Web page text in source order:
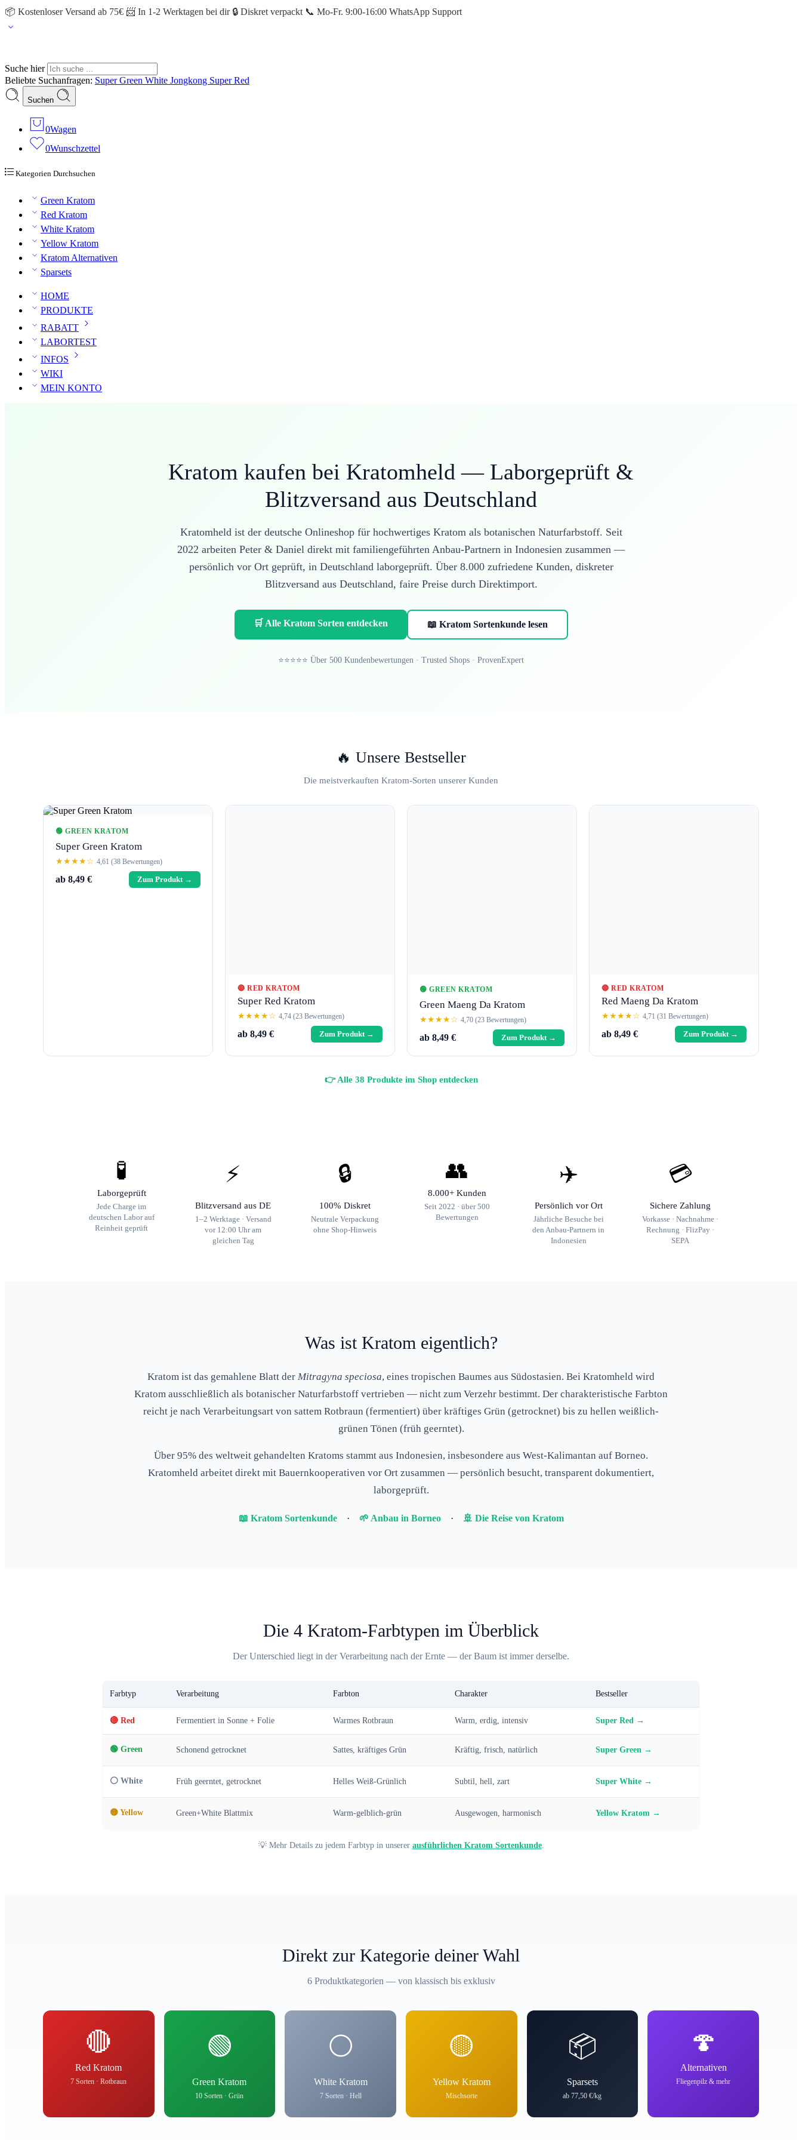
📦 Kostenloser Versand ab 75€ 📨 In 1-2 Werktagen bei dir 🔒 Diskret verpackt 📞 Mo-Fr. 9:00-16:00 WhatsApp Support
Suche hier
Beliebte Suchanfragen: Super Green White Jongkong Super Red
Suchen
0Wagen
0Wunschzettel
Kategorien Durchsuchen
Green Kratom
Red Kratom
White Kratom
Yellow Kratom
Kratom Alternativen
Sparsets
HOME
PRODUKTE
RABATT
LABORTEST
INFOS
WIKI
MEIN KONTO
Kratom kaufen bei Kratomheld — Laborgeprüft &
Blitzversand aus Deutschland
Kratomheld ist der deutsche Onlineshop für hochwertiges Kratom als botanischen Naturfarbstoff. Seit
2022 arbeiten Peter & Daniel direkt mit familiengeführten Anbau-Partnern in Indonesien zusammen —
persönlich vor Ort geprüft, in Deutschland laborgeprüft. Über 8.000 zufriedene Kunden, diskreter
Blitzversand aus Deutschland, faire Preise durch Direktimport.
🛒 Alle Kratom Sorten entdecken 📖 Kratom Sortenkunde lesen
⭐⭐⭐⭐⭐ Über 500 Kundenbewertungen · Trusted Shops · ProvenExpert
🔥 Unsere Bestseller
Die meistverkauften Kratom-Sorten unserer Kunden
🟢 GREEN KRATOM
Super Green Kratom
★★★★☆ 4,61 (38 Bewertungen)
ab 8,49 € Zum Produkt →
🔴 RED KRATOM
Super Red Kratom
★★★★☆ 4,74 (23 Bewertungen)
ab 8,49 € Zum Produkt →
🟢 GREEN KRATOM
Green Maeng Da Kratom
★★★★☆ 4,70 (23 Bewertungen)
ab 8,49 € Zum Produkt →
🔴 RED KRATOM
Red Maeng Da Kratom
★★★★☆ 4,71 (31 Bewertungen)
ab 8,49 € Zum Produkt →
👉 Alle 38 Produkte im Shop entdecken
🧪
Laborgeprüft
Jede Charge im
deutschen Labor auf
Reinheit geprüft
⚡
Blitzversand aus DE
1–2 Werktage · Versand
vor 12:00 Uhr am
gleichen Tag
🔒
100% Diskret
Neutrale Verpackung
ohne Shop-Hinweis
👥
8.000+ Kunden
Seit 2022 · über 500
Bewertungen
✈️
Persönlich vor Ort
Jährliche Besuche bei
den Anbau-Partnern in
Indonesien
💳
Sichere Zahlung
Vorkasse · Nachnahme ·
Rechnung · FlizPay ·
SEPA
Was ist Kratom eigentlich?
Kratom ist das gemahlene Blatt der Mitragyna speciosa, eines tropischen Baumes aus Südostasien. Bei Kratomheld wird
Kratom ausschließlich als botanischer Naturfarbstoff vertrieben — nicht zum Verzehr bestimmt. Der charakteristische Farbton
reicht je nach Verarbeitungsart von sattem Rotbraun (fermentiert) über kräftiges Grün (getrocknet) bis zu hellen weißlich-
grünen Tönen (früh geerntet).
Über 95% des weltweit gehandelten Kratoms stammt aus Indonesien, insbesondere aus West-Kalimantan auf Borneo.
Kratomheld arbeitet direkt mit Bauernkooperativen vor Ort zusammen — persönlich besucht, transparent dokumentiert,
laborgeprüft.
📖 Kratom Sortenkunde · 🌱 Anbau in Borneo · 🚢 Die Reise von Kratom
Die 4 Kratom-Farbtypen im Überblick
Der Unterschied liegt in der Verarbeitung nach der Ernte — der Baum ist immer derselbe.
Farbtyp Verarbeitung Farbton Charakter Bestseller
🔴 Red Fermentiert in Sonne + Folie Warmes Rotbraun Warm, erdig, intensiv Super Red →
🟢 Green Schonend getrocknet Sattes, kräftiges Grün Kräftig, frisch, natürlich Super Green →
⚪ White Früh geerntet, getrocknet Helles Weiß-Grünlich Subtil, hell, zart Super White →
🟡 Yellow Green+White Blattmix Warm-gelblich-grün Ausgewogen, harmonisch Yellow Kratom →
💡 Mehr Details zu jedem Farbtyp in unserer ausführlichen Kratom Sortenkunde.
Direkt zur Kategorie deiner Wahl
6 Produktkategorien — von klassisch bis exklusiv
🔴
Red Kratom
7 Sorten · Rotbraun
🟢
Green Kratom
10 Sorten · Grün
⚪
White Kratom
7 Sorten · Hell
🟡
Yellow Kratom
Mischsorte
📦
Sparsets
ab 77,50 €/kg
🍄
Alternativen
Fliegenpilz & mehr